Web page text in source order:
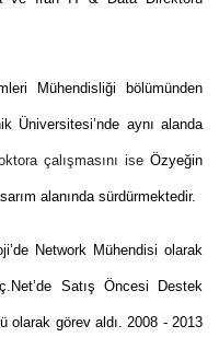
Mühendisliği bölümünden
Üniversitesi’nde aynı alanda
çalışmasını iseÖzyeğin
alanında sürdürmektedir.
Network Mühendisi olarak
Satış Öncesi Destek
olarak görev aldı. 2008 - 2013